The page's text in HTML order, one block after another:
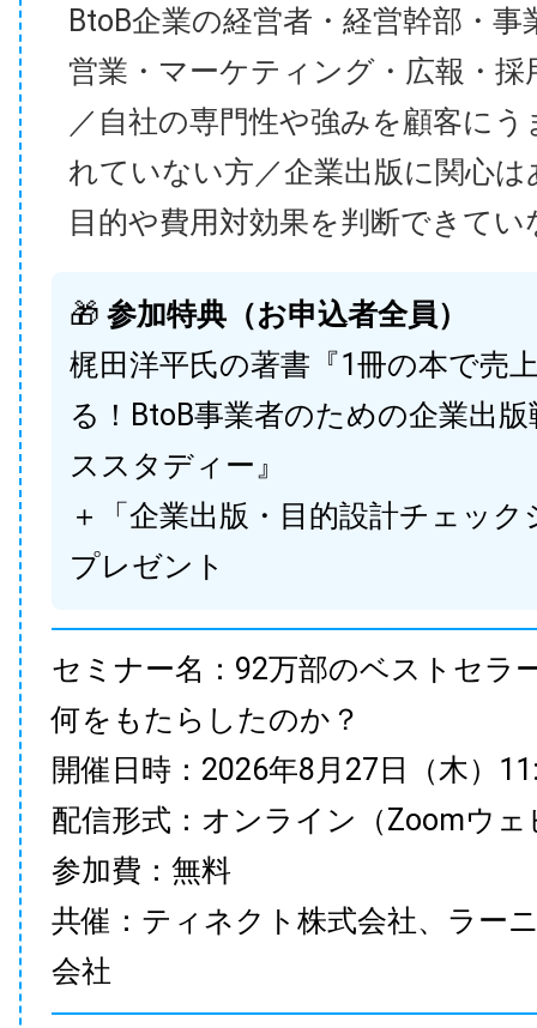
BtoB企業の経営者・経営幹部・事
営業・マーケティング・広報・採
／自社の専門性や強みを顧客に
れていない方／企業出版に関心
目的や費用対効果を判断できてい
🎁 参加特典（お申込者全員）
梶田洋平氏の著書『1冊の本で売
る！BtoB事業者のための企業出
ススタディー』
＋「企業出版・目的設計チェック
プレゼント
セミナー名：92万部のベストセラ
何をもたらしたのか？
開催日時：2026年8月27日（木）
配信形式：オンライン（Zoomウェ
参加費：無料
共催：ティネクト株式会社、ラー
会社